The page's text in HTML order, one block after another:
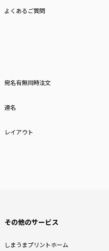
よくあるご質問
宛名有無同時注文
連名
レイアウト
その他のサービス
しまうまプリントホーム